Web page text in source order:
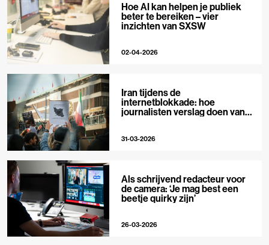
Hoe AI kan helpen je publiek
beter te bereiken – vier
inzichten van SXSW
02-04-2026
Iran tijdens de
internetblokkade: hoe
journalisten verslag doen van
31-03-2026
Als schrijvend redacteur voor
de camera: ‘Je mag best een
beetje quirky zijn’
26-03-2026